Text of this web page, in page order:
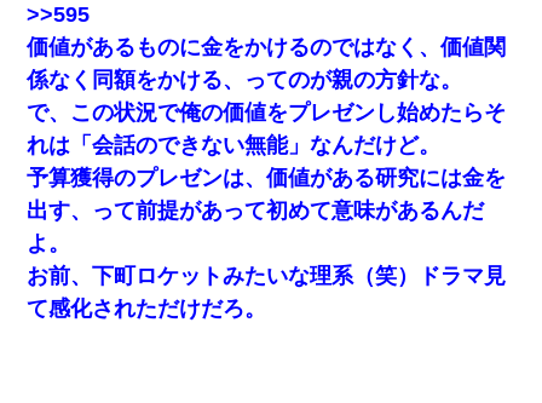
>>595
価値があるものに金をかけるのではなく、価値関
係なく同額をかける、ってのが親の方針な。
で、この状況で俺の価値をプレゼンし始めたらそ
れは「会話のできない無能」なんだけど。
予算獲得のプレゼンは、価値がある研究には金を
出す、って前提があって初めて意味があるんだ
よ。
お前、下町ロケットみたいな理系（笑）ドラマ見
て感化されただけだろ。